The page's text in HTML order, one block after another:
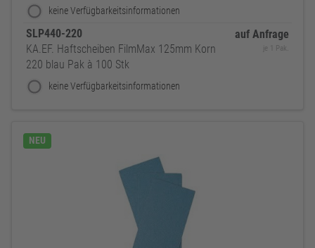
keine Verfügbarkeitsinformationen
SLP440-220
KA.EF. Haftscheiben FilmMax 125mm Korn
220 blau Pak à 100 Stk
keine Verfügbarkeitsinformationen
auf Anfrage
je 1 Pak.
NEU